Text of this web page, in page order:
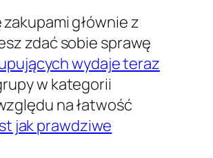
głównie z
zdać sobie sprawę
wydaje teraz
w kategorii
na łatwość
jak prawdziwe